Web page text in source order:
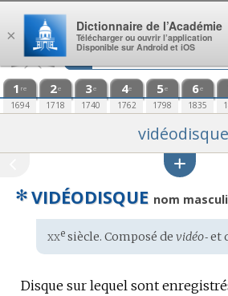
Aller au contenu
1 re
1694
2e
1718
3e
1740
4e
1762
5e
1798
6e
1835
vidéodisque
✻ VIDÉODISQUE nom
Étymologie
:
xxesiècle. Composé de vidéo‑et
Disque sur lequel sont
×
Dictionnaire de l’Académie
Télécharger ou ouvrir l’application
Disponible sur Android et iOS